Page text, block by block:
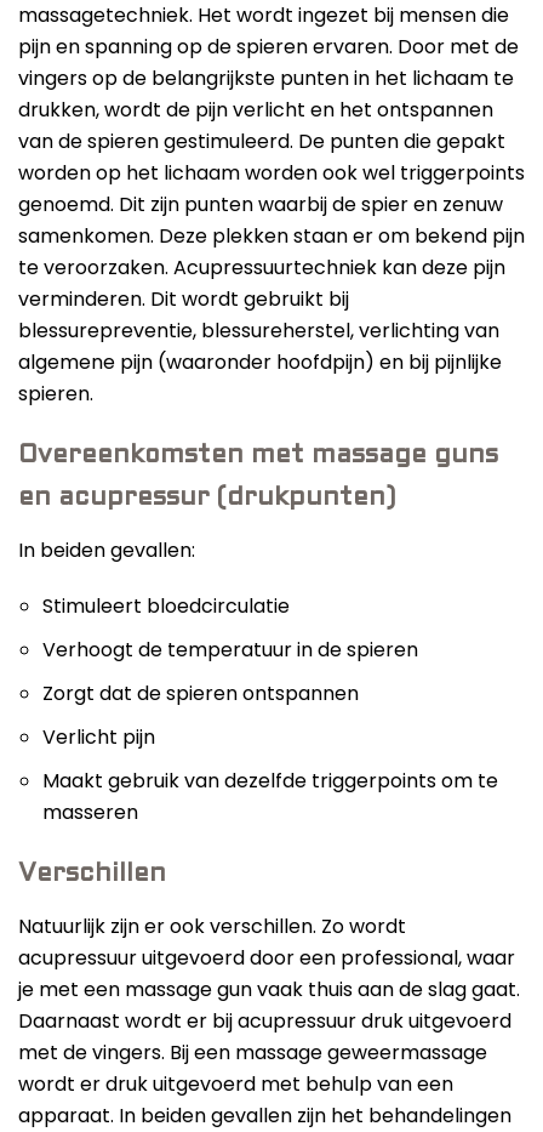
Sanbo
Theragun
Tunturi
massagetechniek. Het wordt ingezet bij mensen die
pijn en spanning op de spieren ervaren. Door met de
vingers op de belangrijkste punten in het lichaam te
drukken, wordt de pijn verlicht en het ontspannen
van de spieren gestimuleerd. De punten die gepakt
worden op het lichaam worden ook wel triggerpoints
genoemd. Dit zijn punten waarbij de spier en zenuw
samenkomen. Deze plekken staan er om bekend pijn
te veroorzaken. Acupressuurtechniek kan deze pijn
verminderen. Dit wordt gebruikt bij
blessurepreventie, blessureherstel, verlichting van
algemene pijn (waaronder hoofdpijn) en bij pijnlijke
spieren.
Overeenkomsten met massage guns
en acupressur (drukpunten)
In beiden gevallen:
Stimuleert bloedcirculatie
Verhoogt de temperatuur in de spieren
Zorgt dat de spieren ontspannen
Verlicht pijn
Maakt gebruik van dezelfde triggerpoints om te
masseren
Verschillen
Natuurlijk zijn er ook verschillen. Zo wordt
acupressuur uitgevoerd door een professional, waar
je met een massage gun vaak thuis aan de slag gaat.
Daarnaast wordt er bij acupressuur druk uitgevoerd
met de vingers. Bij een massage geweermassage
wordt er druk uitgevoerd met behulp van een
apparaat. In beiden gevallen zijn het behandelingen